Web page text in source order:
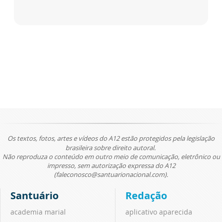
Os textos, fotos, artes e vídeos do A12 estão protegidos pela legislação
brasileira sobre direito autoral.
Não reproduza o conteúdo em outro meio de comunicação, eletrônico ou
impresso, sem autorização expressa do A12
(faleconosco@santuarionacional.com).
Santuário
academia marial
Redação
aplicativo aparecida